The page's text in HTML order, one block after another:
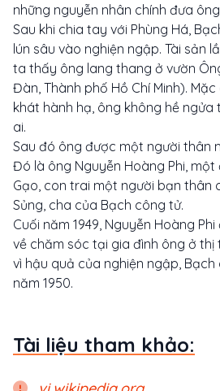
những nguyễn nhân chính đưa
Sau khi chia tay với Phùng Há,
lún sâu vào nghiện ngập. Tài sản
ta thấy ông lang thang ở vườn
Đàn, Thành phố Hồ Chí Minh).
khát hành hạ, ông không hề ngửa
ai.
Sau đó ông được một người thân
Đó là ông Nguyễn Hoàng Phi,
Gạo, con trai một người bạn thân
Sủng, cha của Bạch công tử.
Cuối năm 1949, Nguyễn Hoàng
về chăm sóc tại gia đình ông ở thị
vì hậu quả của nghiện ngập,
năm 1950.
Tài liệu tham khảo: